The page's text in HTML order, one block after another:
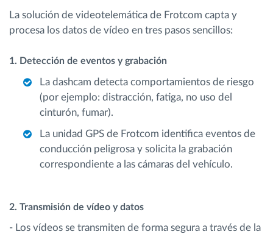
La solución de videotelemática de Frotcom capta y
procesa los datos de vídeo en tres pasos sencillos:
1. Detección de eventos y grabación
La dashcam detecta comportamientos de riesgo
(por ejemplo: distracción, fatiga, no uso del
cinturón, fumar).
La unidad GPS de Frotcom identifica eventos de
conducción peligrosa y solicita la grabación
correspondiente a las cámaras del vehículo.
2. Transmisión de vídeo y datos
- Los vídeos se transmiten de forma segura a través de la